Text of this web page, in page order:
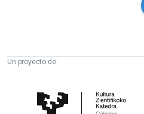
Un proyecto de:
Cultura